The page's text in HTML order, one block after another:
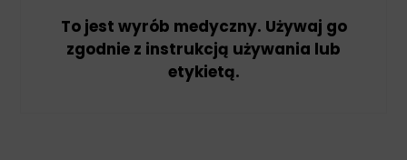
To jest wyrób medyczny. Używaj go
zgodnie z instrukcją używania lub
etykietą.